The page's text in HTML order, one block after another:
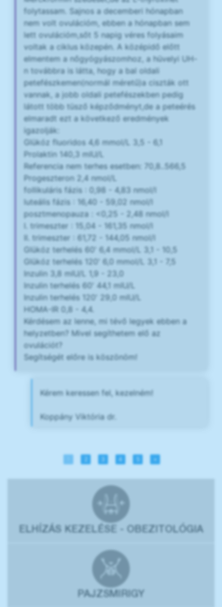
folytassam. Sajnos a decemberi hónapban
nem volt ovulációm, ebben a hónapban sem
lett ovulációm,sőt 5 napig véres folyásaim
voltak a ciklus közepén. A középidő előtt
elmentem a nőgyógyászomhoz, a hüvelyi UH-
n továbbra is látta, hogy a bal oldali
petefészkemen(normál méretű)a ciszták ott
vannak, a jobb oldali petefészekben pedig
látott több tüsző képződményt,de a peteérés
elmaradt ezt a következő eredmények
igazolják:
Glükóz fluoridos 4,6 mmol/L 3,5 - 6,1
Prolaktin 140,3 mIU/L
Referencia nem terhes esetben: 70,8..566,5
Progeszteron 2,4 nmol/L
follikuláris fázis : 0,98 - 4,83 nmol/l
luteális fázis : 16,40 - 59,02 nmol/l
posztmenopauza : <0,25 - 2,48 nmol/l
I. trimeszter : 15,04 - 161,35 nmol/l
II. trimeszter : 61,72 - 144,05 nmol/l
Glükóz terhelés 60' 6,4 mmol/L 3,1 - 10,5
Glükóz terhelés 120' 6,0 mmol/L 3,1 - 7,5
Inzulin 3,8 mIU/L 1,9 - 23,0
Inzulin terhelés 60' 44,1 mIU/L
Inzulin terhelés 120' 29,0 mIU/L
HOMA-IR 0,8 - 4,4.
Kérdésem az lenne, mi tévő legyek ebben a
helyzetben? Mivel segíthetem elő az
ovulációt?
Segítségét előre is köszönöm!
Kérem keressen fel, kezelném!
Koppány Viktória dr.
4 »
ELHÍZÁS KEZELÉSE - OBEZITOLÓGIA
PAJZSMIRIGY